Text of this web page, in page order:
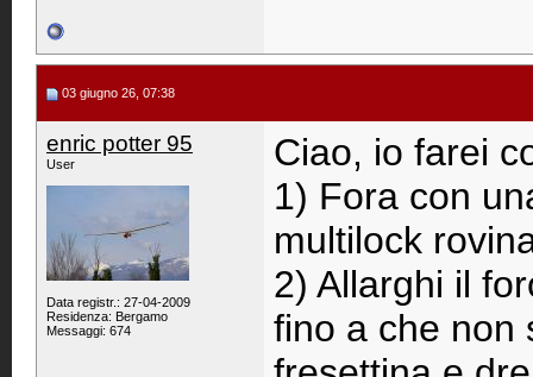
03 giugno 26, 07:38
enric potter 95
User
Data registr.: 27-04-2009
Residenza: Bergamo
Messaggi: 674
Ciao, io farei
1) Fora con
multilock
2) Allarghi il
fino a che non